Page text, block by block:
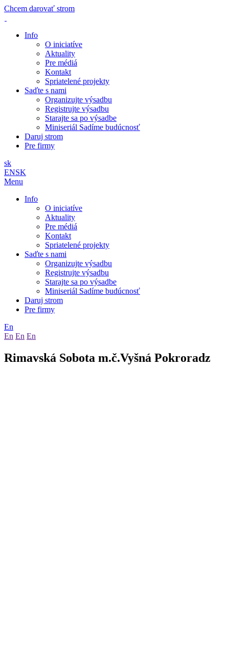
Chcem darovať strom
Info
O iniciatíve
Aktuality
Pre médiá
Kontakt
Spriatelené projekty
Saďte s nami
Organizujte výsadbu
Registrujte výsadbu
Starajte sa po výsadbe
Miniseriál Sadíme budúcnosť
Daruj strom
Pre firmy
sk
ENSK
Menu
Info
O iniciatíve
Aktuality
Pre médiá
Kontakt
Spriatelené projekty
Saďte s nami
Organizujte výsadbu
Registrujte výsadbu
Starajte sa po výsadbe
Miniseriál Sadíme budúcnosť
Daruj strom
Pre firmy
En
En En En
Rimavská Sobota m.č.Vyšná Pokroradz